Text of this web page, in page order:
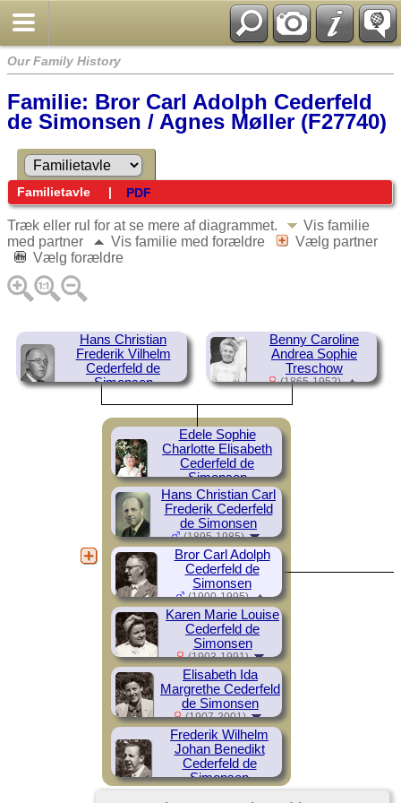
Our Family History
Familie: Bror Carl Adolph Cederfeld
de Simonsen / Agnes Møller (F27740)
Familietavle | PDF
Træk eller rul for at se mere af diagrammet.
Vis familie
med partner
Vis familie med forældre
Vælg partner
Vælg forældre
Hans Christian
Frederik Vilhelm
Cederfeld de
Simonsen
Benny Caroline
Andrea Sophie
Treschow
(1865-1952)
Edele Sophie
Charlotte Elisabeth
Cederfeld de
Simonsen
(1893-1984)
Hans Christian Carl
Frederik Cederfeld
de Simonsen
(1895-1985)
Karen Marie Louise
Cederfeld de
Simonsen
(1903-1991)
Elisabeth Ida
Margrethe Cederfeld
de Simonsen
(1907-2001)
Frederik Wilhelm
Johan Benedikt
Cederfeld de
Simonsen
(1909-1986)
Bror Carl Adolph
Cederfeld de
Simonsen
(1900-1995)